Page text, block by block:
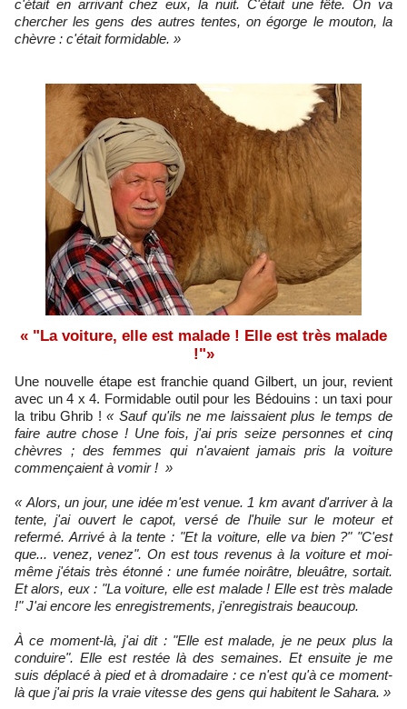
c'était en arrivant chez eux, la nuit. C'était une fête. On va
chercher les gens des autres tentes, on égorge le mouton, la
chèvre : c'était formidable. »
« "La voiture, elle est malade ! Elle est très malade
!"»
Une nouvelle étape est franchie quand Gilbert, un jour, revient
avec un 4 x 4. Formidable outil pour les Bédouins : un taxi pour
la tribu Ghrib !« Sauf qu'ils ne me laissaient plus le temps de
faire autre chose ! Une fois, j'ai pris seize personnes et cinq
chèvres ; des femmes qui n'avaient jamais pris la voiture
commençaient à vomir ! »
« Alors, un jour, une idée m'est venue. 1 km avant d'arriver à la
tente, j'ai ouvert le capot, versé de l'huile sur le moteur et
refermé. Arrivé à la tente : "Et la voiture, elle va bien ?" "C'est
que... venez, venez". On est tous revenus à la voiture et moi-
même j'étais très étonné : une fumée noirâtre, bleuâtre, sortait.
Et alors, eux : "La voiture, elle est malade ! Elle est très malade
!" J'ai encore les enregistrements, j'enregistrais beaucoup.
À ce moment-là, j'ai dit : "Elle est malade, je ne peux plus la
conduire". Elle est restée là des semaines. Et ensuite je me
suis déplacé à pied et à dromadaire : ce n'est qu'à ce moment-
là que j'ai pris la vraie vitesse des gens qui habitent le Sahara. »